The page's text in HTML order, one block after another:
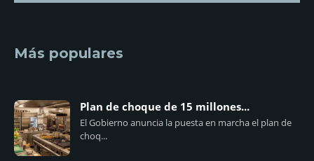
Más populares
Plan de choque de 15 millones...
El Gobierno anuncia la puesta en marcha el plan de
choq...